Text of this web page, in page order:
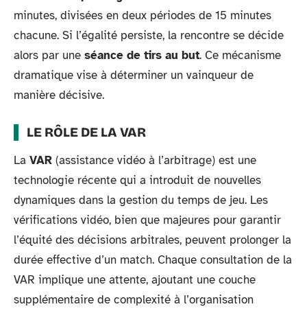
minutes, divisées en deux périodes de 15 minutes
chacune. Si l’égalité persiste, la rencontre se décide
alors par une séance de tirs au but. Ce mécanisme
dramatique vise à déterminer un vainqueur de
manière décisive.
LE RÔLE DE LA VAR
La VAR (assistance vidéo à l’arbitrage) est une
technologie récente qui a introduit de nouvelles
dynamiques dans la gestion du temps de jeu. Les
vérifications vidéo, bien que majeures pour garantir
l’équité des décisions arbitrales, peuvent prolonger la
durée effective d’un match. Chaque consultation de la
VAR implique une attente, ajoutant une couche
supplémentaire de complexité à l’organisation